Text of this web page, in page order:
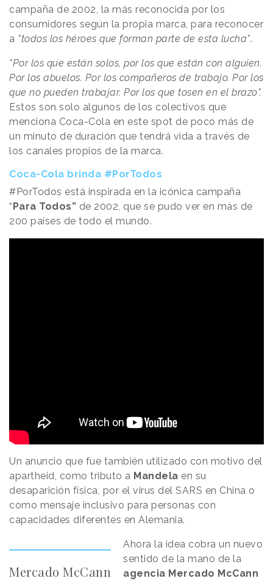
campaña de 2002, la más reconocida por los
consumidores según la propia marca, para reconocer
a "todos los héroes que forman parte de esta lucha".
"Por los que están solos, por los que están con alguien.
Por los abuelos. Por los compañeros de trabajo. Por los
que no pueden trabajar. Por los que tosen en el brazo".
Estos son solo algunos de los colectivos que
menciona Coca-Cola en este spot de poco más de
un minuto de duración que tendrá vida a través de
los canales propios de la marca.
Coca-Cola brinda #PorTodos
#PorTodos está inspirada en la icónica campaña
“ Para Todos” de 2002, que se pudo ver en más de
200 países de todo el mundo.
Un anuncio que fue también utilizado con motivo del
apartheid, como tributo a Mandela en su
desaparición física, por el virus del SARS en China o
como mensaje inclusivo para personas con
capacidades diferentes en Alemania.
Mercado McCann
Ahora la idea cobra un nuevo
sentido de la mano de la
agencia Mercado McCann